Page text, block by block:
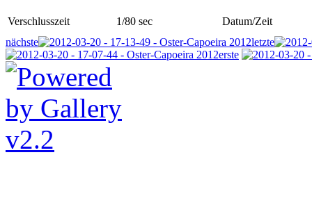
Verschlusszeit 1/80 sec
Datum/Zeit
nächste
letzte
erste